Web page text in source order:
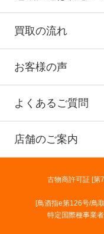
買取の流れ
お客様の声
よくあるご質問
店舗のご案内
古物商許可証 [第
[鳥酒指e第126号/鳥
特定国際種事業